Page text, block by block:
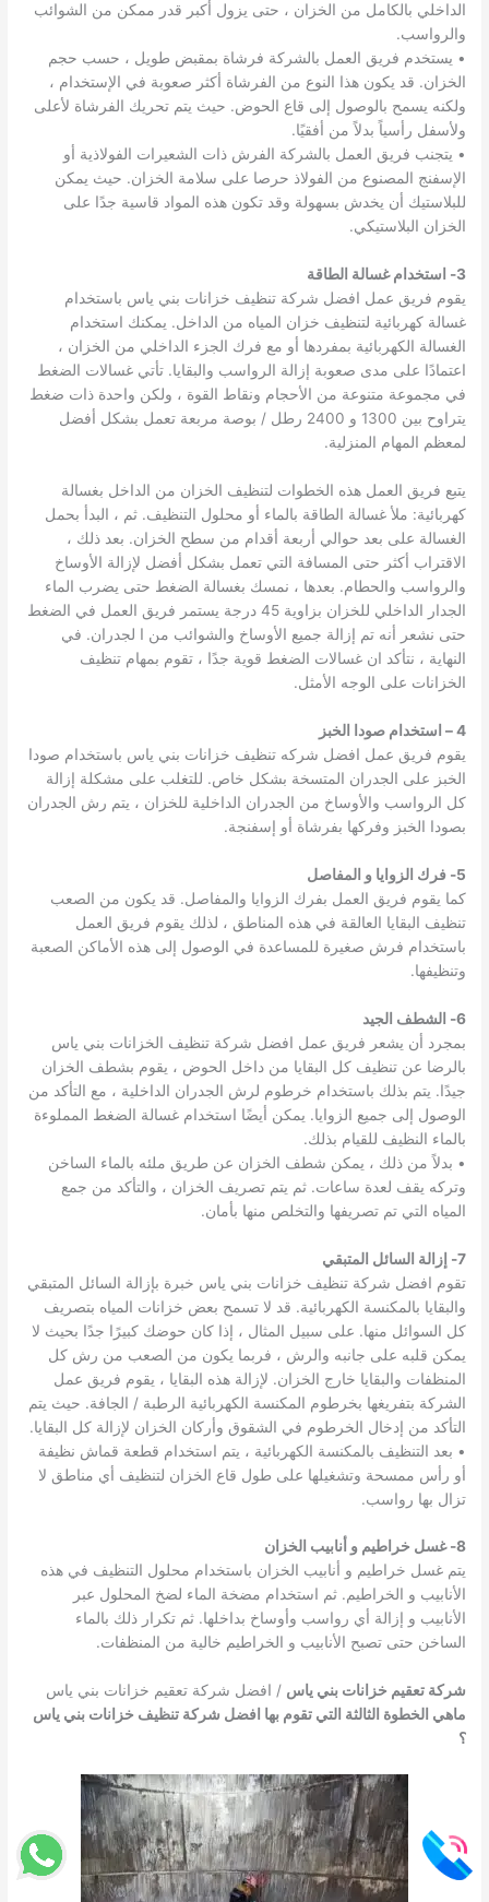
الداخلي بالكامل من الخزان ، حتى يزول أكبر قدر ممكن من الشوائب
والرواسب.
• يستخدم فريق العمل بالشركة فرشاة بمقبض طويل ، حسب حجم
الخزان. قد يكون هذا النوع من الفرشاة أكثر صعوبة في الإستخدام ،
ولكنه يسمح بالوصول إلى قاع الحوض. حيث يتم تحريك الفرشاة لأعلى
ولأسفل رأسياً بدلاً من أفقيًا.
• يتجنب فريق العمل بالشركة الفرش ذات الشعيرات الفولاذية أو
الإسفنج المصنوع من الفولاذ حرصا على سلامة الخزان. حيث يمكن
للبلاستيك أن يخدش بسهولة وقد تكون هذه المواد قاسية جدًا على
الخزان البلاستيكي.
3- استخدام غسالة الطاقة
يقوم فريق عمل افضل شركة تنظيف خزانات بني ياس باستخدام
غسالة كهربائية لتنظيف خزان المياه من الداخل. يمكنك استخدام
الغسالة الكهربائية بمفردها أو مع فرك الجزء الداخلي من الخزان ،
اعتمادًا على مدى صعوبة إزالة الرواسب والبقايا. تأتي غسالات الضغط
في مجموعة متنوعة من الأحجام ونقاط القوة ، ولكن واحدة ذات ضغط
يتراوح بين 1300 و 2400 رطل / بوصة مربعة تعمل بشكل أفضل
لمعظم المهام المنزلية.
يتبع فريق العمل هذه الخطوات لتنظيف الخزان من الداخل بغسالة
كهربائية: ملأ غسالة الطاقة بالماء أو محلول التنظيف. ثم ، البدأ بحمل
الغسالة على بعد حوالي أربعة أقدام من سطح الخزان. بعد ذلك ،
الاقتراب أكثر حتى المسافة التي تعمل بشكل أفضل لإزالة الأوساخ
والرواسب والحطام. بعدها ، نمسك بغسالة الضغط حتى يضرب الماء
الجدار الداخلي للخزان بزاوية 45 درجة يستمر فريق العمل في الضغط
حتى نشعر أنه تم إزالة جميع الأوساخ والشوائب من ا لجدران. في
النهاية ، نتأكد ان غسالات الضغط قوية جدًا ، تقوم بمهام تنظيف
الخزانات على الوجه الأمثل.
4 – استخدام صودا الخبز
يقوم فريق عمل افضل شركه تنظيف خزانات بني ياس باستخدام صودا
الخبز على الجدران المتسخة بشكل خاص. للتغلب على مشكلة إزالة
كل الرواسب والأوساخ من الجدران الداخلية للخزان ، يتم رش الجدران
بصودا الخبز وفركها بفرشاة أو إسفنجة.
5- فرك الزوايا و المفاصل
كما يقوم فريق العمل بفرك الزوايا والمفاصل. قد يكون من الصعب
تنظيف البقايا العالقة في هذه المناطق ، لذلك يقوم فريق العمل
باستخدام فرش صغيرة للمساعدة في الوصول إلى هذه الأماكن الصعبة
وتنظيفها.
6- الشطف الجيد
بمجرد أن يشعر فريق عمل افضل شركة تنظيف الخزانات بني ياس
بالرضا عن تنظيف كل البقايا من داخل الحوض ، يقوم بشطف الخزان
جيدًا. يتم بذلك باستخدام خرطوم لرش الجدران الداخلية ، مع التأكد من
الوصول إلى جميع الزوايا. يمكن أيضًا استخدام غسالة الضغط المملوءة
بالماء النظيف للقيام بذلك.
• بدلاً من ذلك ، يمكن شطف الخزان عن طريق ملئه بالماء الساخن
وتركه يقف لعدة ساعات. ثم يتم تصريف الخزان ، والتأكد من جمع
المياه التي تم تصريفها والتخلص منها بأمان.
7- إزالة السائل المتبقي
تقوم افضل شركة تنظيف خزانات بني ياس خبرة بإزالة السائل المتبقي
والبقايا بالمكنسة الكهربائية. قد لا تسمح بعض خزانات المياه بتصريف
كل السوائل منها. على سبيل المثال ، إذا كان حوضك كبيرًا جدًا بحيث لا
يمكن قلبه على جانبه والرش ، فربما يكون من الصعب من رش كل
المنظفات والبقايا خارج الخزان. لإزالة هذه البقايا ، يقوم فريق عمل
الشركة بتفريغها بخرطوم المكنسة الكهربائية الرطبة / الجافة. حيث يتم
التأكد من إدخال الخرطوم في الشقوق وأركان الخزان لإزالة كل البقايا.
• بعد التنظيف بالمكنسة الكهربائية ، يتم استخدام قطعة قماش نظيفة
أو رأس ممسحة وتشغيلها على طول قاع الخزان لتنظيف أي مناطق لا
تزال بها رواسب.
8- غسل خراطيم و أنابيب الخزان
يتم غسل خراطيم و أنابيب الخزان باستخدام محلول التنظيف في هذه
الأنابيب و الخراطيم. ثم استخدام مضخة الماء لضخ المحلول عبر
الأنابيب و إزالة أي رواسب وأوساخ بداخلها. ثم تكرار ذلك بالماء
الساخن حتى تصبح الأنابيب و الخراطيم خالية من المنظفات.
شركة تعقيم خزانات بني ياس / افضل شركة تعقيم خزانات بني ياس
ماهي الخطوة الثالثة التي تقوم بها افضل شركة تنظيف خزانات بني ياس
؟